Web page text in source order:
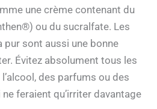
une crème contenant du
ou du sucralfate. Les
pur sont aussi une bonne
Évitez absolument tous les
des parfums ou des
feraient qu’irriter davantage